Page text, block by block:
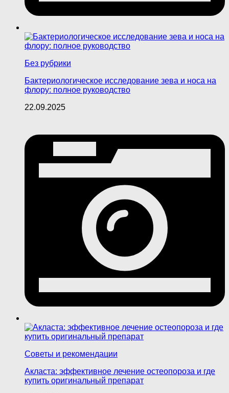
Без рубрики
Бактериологическое исследование зева и носа на
флору: полное руководство
22.09.2025
Советы и рекомендации
Акласта: эффективное лечение остеопороза и где
купить оригинальный препарат